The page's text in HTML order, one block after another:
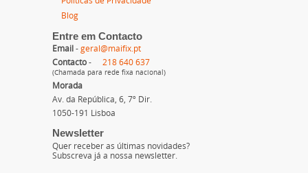
Blog
Entre em Contacto
Email - geral@maifix.pt
Contacto - 218 640 637
(Chamada para rede fixa nacional)
Morada
Av. da República, 6, 7º Dir.
1050-191 Lisboa
Newsletter
Quer receber as últimas novidades?
Subscreva já a nossa newsletter.